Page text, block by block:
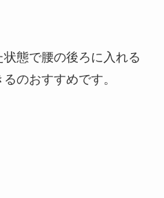
態で腰の後ろに入れる
のおすすめです。